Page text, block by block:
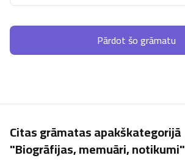
Pārdot šo grāmatu
Citas grāmatas apakškategorijā
"Biogrāfijas, memuāri, notikumi"